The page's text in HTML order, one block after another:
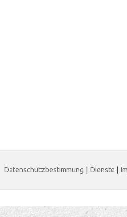
Datenschutzbestimmung Dienste